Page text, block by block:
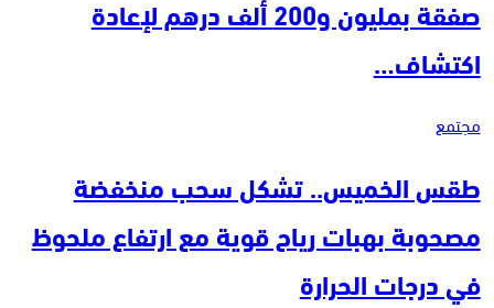
صفقة بمليون و200 ألف درهم لإعادة
اكتشاف…
مجتمع
طقس الخميس.. تشكل سحب منخفضة
مصحوبة بهبات رياح قوية مع ارتفاع ملحوظ
في درجات الحرارة